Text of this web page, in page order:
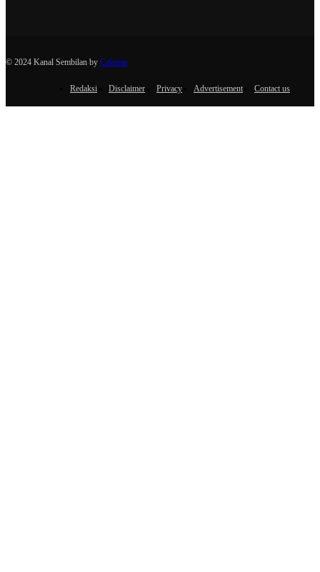
© 2024 Kanal Sembilan by Cakpras
Redaksi Disclaimer Privacy Advertisement Contact us